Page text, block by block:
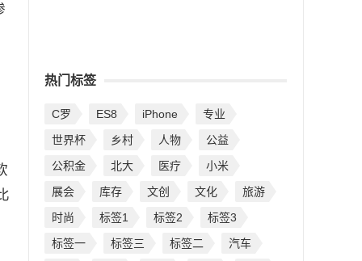
热门标签
C罗 ES8 iPhone
专业
世界杯
乡村 人物
公益
公积金
北大 医疗
小米
展会
库存 文创 文化
旅游
时尚
标签1 标签2
标签3
标签一
标签三 标签二
汽车